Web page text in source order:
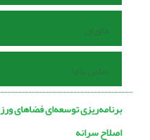
داوران
تماس با ما
برنامه‌ریزی توسعه‌ای فضاهای
اصلاح سرانه